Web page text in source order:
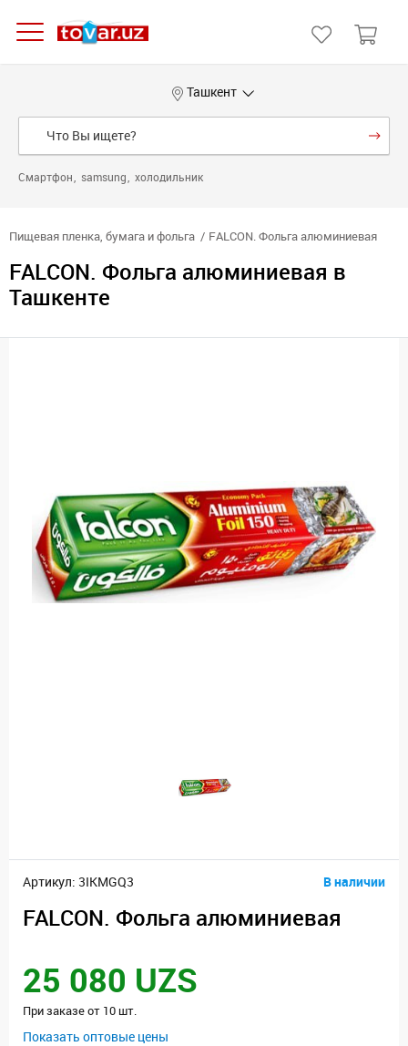
Ташкент
Смартфон samsung холодильник
Пищевая пленка, бумага и фольга FALCON. Фольга алюминиевая
FALCON. Фольга алюминиевая в
Ташкенте
Артикул: 3IKMGQ3 В наличии
FALCON. Фольга алюминиевая
25 080 UZS
При заказе от 10 шт.
Показать оптовые цены